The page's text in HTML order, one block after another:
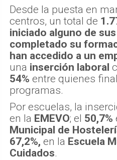
Desde la puesta en
centros, un total de
iniciado alguno de
completado su
han accedido a un
una inserción laboral
54% entre quienes
programas.
Por escuelas, la
en la EMEVO; el 50,7%
Municipal de
67,2%, en la Escuela
Cuidados.